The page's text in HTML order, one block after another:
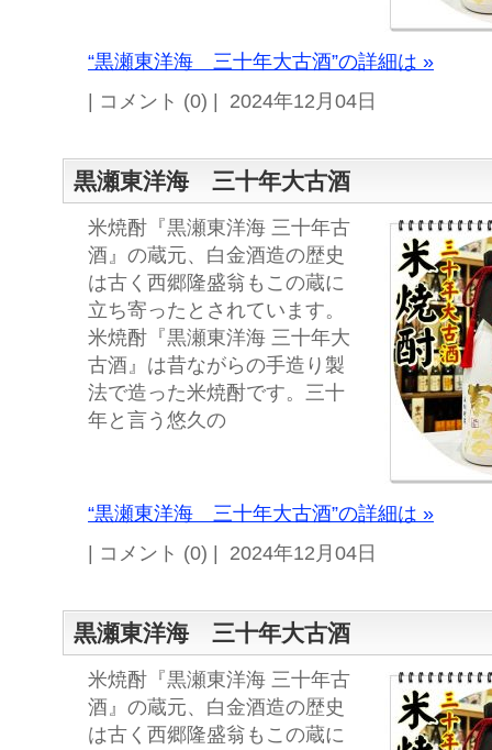
“黒瀬東洋海 三十年大古酒”の詳細は »
| コメント (0) | 2024年12月04日
黒瀬東洋海 三十年大古酒
米焼酎『黒瀬東洋海 三十年古
酒』の蔵元、白金酒造の歴史
は古く西郷隆盛翁もこの蔵に
立ち寄ったとされています。
米焼酎『黒瀬東洋海 三十年大
古酒』は昔ながらの手造り製
法で造った米焼酎です。三十
年と言う悠久の
“黒瀬東洋海 三十年大古酒”の詳細は »
| コメント (0) | 2024年12月04日
黒瀬東洋海 三十年大古酒
米焼酎『黒瀬東洋海 三十年古
酒』の蔵元、白金酒造の歴史
は古く西郷隆盛翁もこの蔵に